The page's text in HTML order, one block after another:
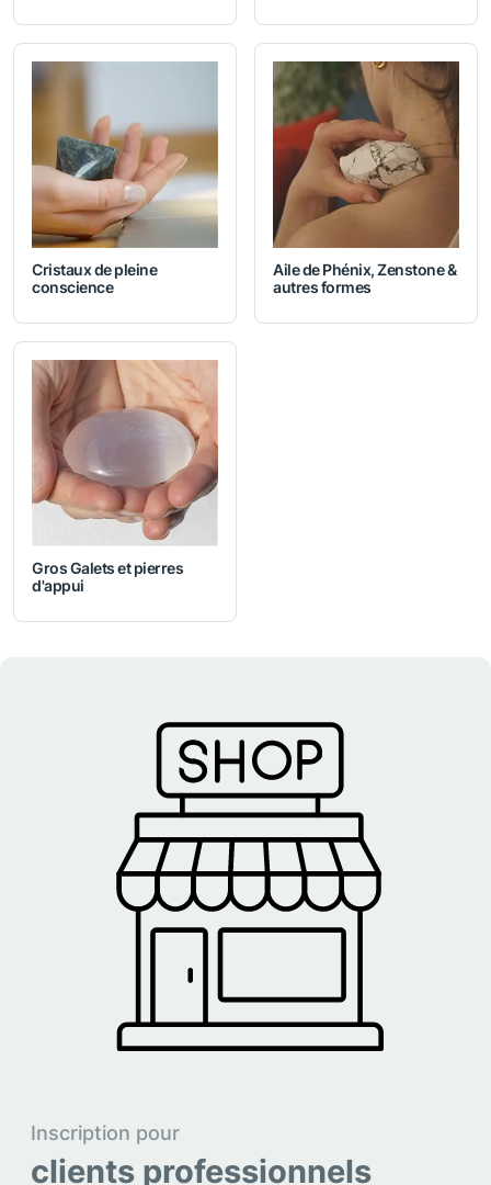
Cristaux de pleine
conscience
Aile de Phénix, Zenstone &
autres formes
Gros Galets et pierres
d'appui
Inscription pour
clients professionnels